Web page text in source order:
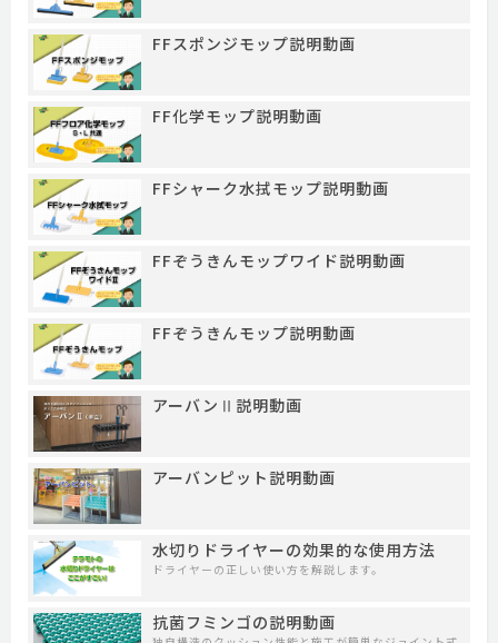
FFスポンジモップ説明動画
FF化学モップ説明動画
FFシャーク水拭モップ説明動画
FFぞうきんモップワイド説明動画
FFぞうきんモップ説明動画
アーバンⅡ説明動画
アーバンピット説明動画
水切りドライヤーの効果的な使用方法
ドライヤーの正しい使い方を解説します。
抗菌フミンゴの説明動画